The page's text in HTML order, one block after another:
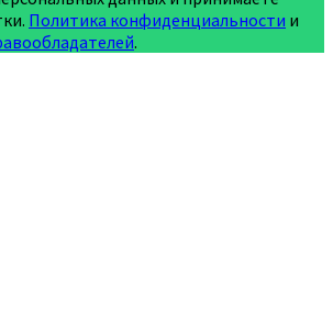
Политика конфиденциальности и
.